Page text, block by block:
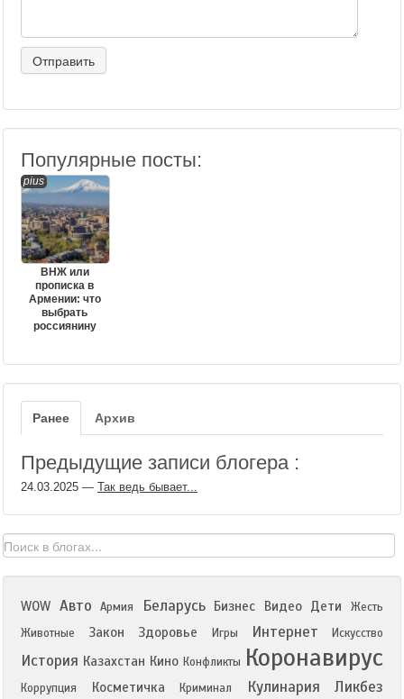
Популярные посты:
pius
ВНЖ или
прописка в
Армении: что
выбрать
россиянину
Ранее Архив
Предыдущие записи блогера :
24.03.2025 — Так ведь бывает...
WOW Авто Армия Беларусь Бизнес Видео Дети
Жесть
Животные
Закон Здоровье Игры Интернет Искусство
История Казахстан Кино Конфликты Коронавирус
Коррупция Косметичка Криминал Кулинария Ликбез